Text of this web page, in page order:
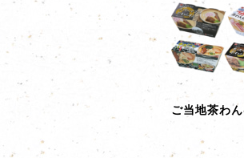
ご当地茶わ